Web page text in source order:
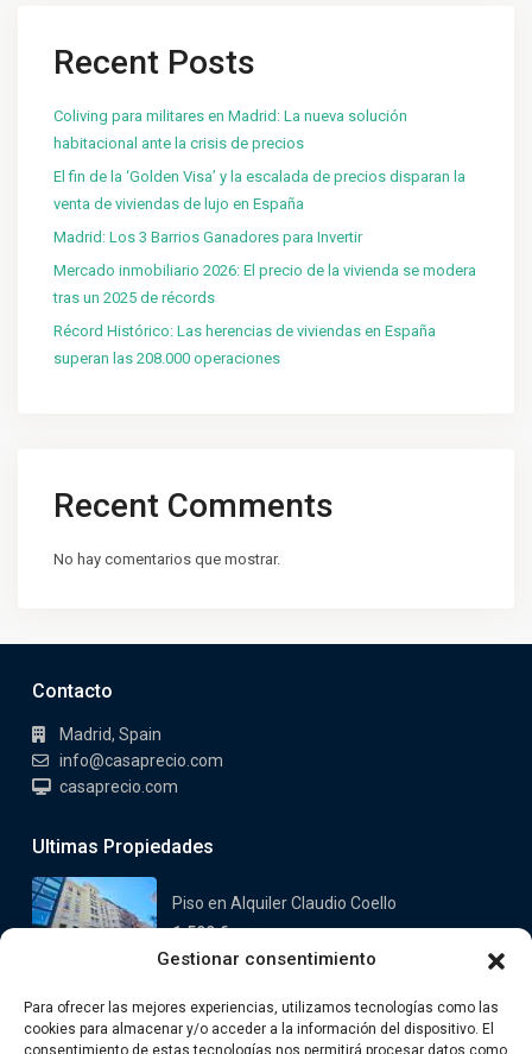
Gestionar consentimiento
Para ofrecer las mejores experiencias, utilizamos tecnologías como las
cookies para almacenar y/o acceder a la información del dispositivo. El
consentimiento de estas tecnologías nos permitirá procesar datos como
Recent Posts
Coliving para militares en Madrid: La nueva solución
habitacional ante la crisis de precios
El fin de la ‘Golden Visa’ y la escalada de precios disparan la
venta de viviendas de lujo en España
Madrid: Los 3 Barrios Ganadores para Invertir
Mercado inmobiliario 2026: El precio de la vivienda se modera
tras un 2025 de récords
Récord Histórico: Las herencias de viviendas en España
superan las 208.000 operaciones
Recent Comments
No hay comentarios que mostrar.
Contacto
Madrid, Spain
info@casaprecio.com
casaprecio.com
Ultimas Propiedades
Piso en Alquiler Claudio Coello
1.590 €
Oeste
749.000 €